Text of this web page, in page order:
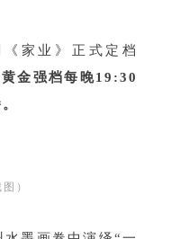
家业》正式定档
金强档每晚19:30
）